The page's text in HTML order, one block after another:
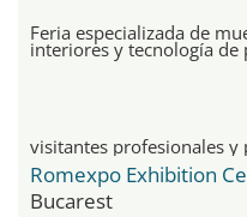
Feria especializada de
interiores y tecnología de
visitantes profesionales y
Romexpo Exhibition
Bucarest